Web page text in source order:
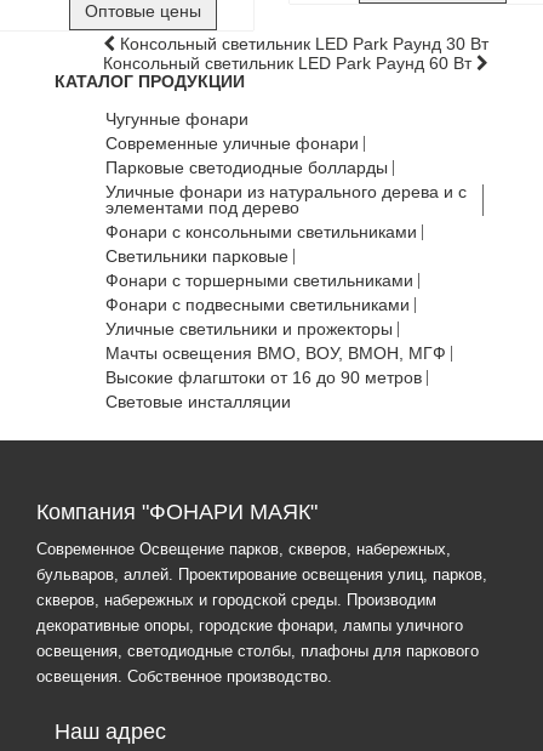
Оптовые цены
Консольный светильник LED Park Раунд 30 Вт
Консольный светильник LED Park Раунд 60 Вт
КАТАЛОГ ПРОДУКЦИИ
Чугунные фонари
Современные уличные фонари
Парковые светодиодные болларды
Уличные фонари из натурального дерева и с
элементами под дерево
Фонари с консольными светильниками
Светильники парковые
Фонари с торшерными светильниками
Фонари с подвесными светильниками
Уличные светильники и прожекторы
Мачты освещения ВМО, ВОУ, ВМОН, МГФ
Высокие флагштоки от 16 до 90 метров
Световые инсталляции
Компания "ФОНАРИ МАЯК"
Современное Освещение парков, скверов, набережных,
бульваров, аллей. Проектирование освещения улиц, парков,
скверов, набережных и городской среды. Производим
декоративные опоры, городские фонари, лампы уличного
освещения, светодиодные столбы, плафоны для паркового
освещения. Собственное производство.
Наш адрес